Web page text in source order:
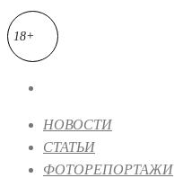
18+
НОВОСТИ
СТАТЬИ
ФОТОРЕПОРТАЖИ